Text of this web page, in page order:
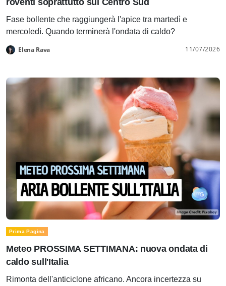
Fase bollente che raggiungerà l'apice tra martedì e
mercoledì. Quando terminerà l'ondata di caldo?
Elena Rava 11/07/2026
Prima Pagina
Meteo PROSSIMA SETTIMANA: nuova ondata di
caldo sull'Italia
Rimonta dell'anticiclone africano. Ancora incertezza su